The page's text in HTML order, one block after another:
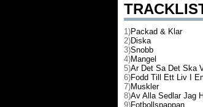
1)Packad & Klar
2)Diska
3)Snobb
4)Mangel
5)Ar Det Sa Det Ska
6)Fodd Till Ett Liv I
7)Muskler
8)Av Alla Sedlar Jag
9)Fotbollspappan